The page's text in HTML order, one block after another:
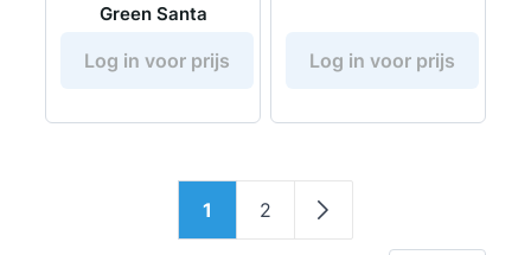
Green Santa
Log in voor prijs Log in voor prijs
U lees momenteel pagina
1 Pagina
2 Pagina